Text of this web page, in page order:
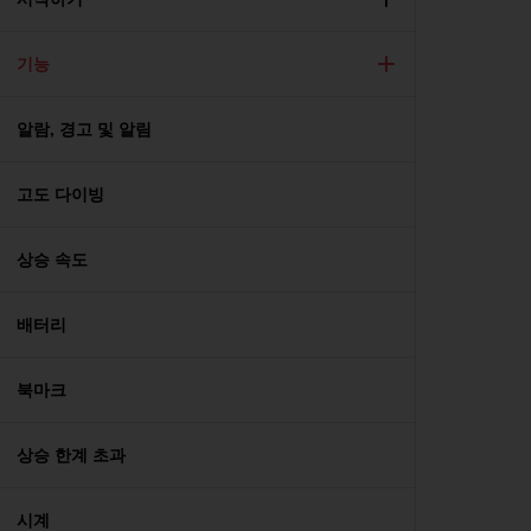
기능
알람, 경고 및 알림
고도 다이빙
상승 속도
배터리
북마크
상승 한계 초과
시계